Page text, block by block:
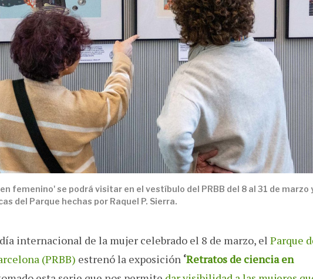
femenino' se podrá visitar en el vestíbulo del PRBB del 8 al 31 de marzo
del Parque hechas por Raquel P. Sierra.
internacional de la mujer celebrado el 8 de marzo, el Parque
(PRBB) estrenó la exposición ‘Retratos de ciencia en